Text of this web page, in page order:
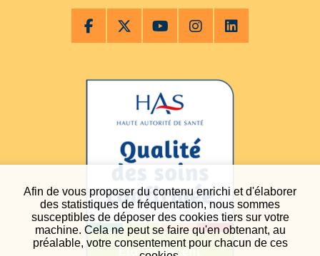
Afin de vous proposer du contenu enrichi et d'élaborer
des statistiques de fréquentation, nous sommes
susceptibles de déposer des cookies tiers sur votre
machine. Cela ne peut se faire qu'en obtenant, au
préalable, votre consentement pour chacun de ces